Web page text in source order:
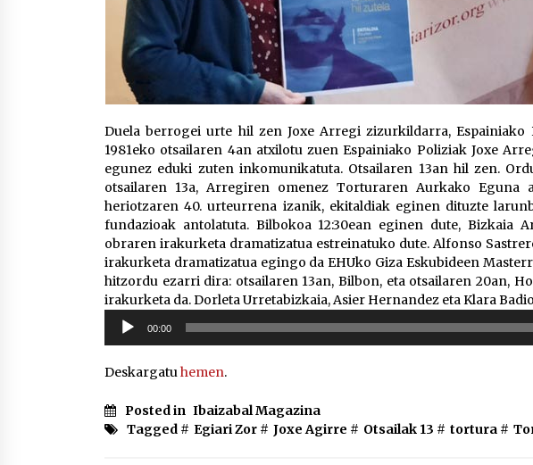
Duela berrogei urte hil zen Joxe Arregi zizurkildarra,
1981eko otsailaren 4an atxilotu zuen Espainiako Poliziak Joxe
egunez eduki zuten inkomunikatuta. Otsailaren 13an hil zen.
otsailaren 13a, Arregiren omenez Torturaren Aurkako Eguna
heriotzaren 40. urteurrena izanik, ekitaldiak eginen dituzte
fundazioak antolatuta. Bilbokoa 12:30ean eginen dute, Bizkaia
obraren irakurketa dramatizatua estreinatuko dute. Alfonso
irakurketa dramatizatua egingo da EHUko Giza Eskubideen
hitzordu ezarri dira: otsailaren 13an, Bilbon, eta otsailaren 20an,
irakurketa da. Dorleta Urretabizkaia, Asier Hernandez eta Klara
Soinu
erreproduzigailua
00:00
Deskargatuhemen.
Posted in Ibaizabal Magazina
Tagged # Egiari Zor # Joxe Agirre # Otsailak 13 # tortura #